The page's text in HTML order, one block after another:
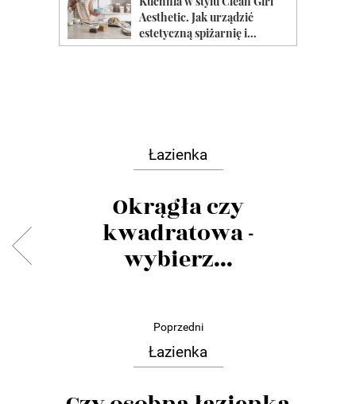
Łazienka
Okrągła czy
kwadratowa -
wybierz...
Poprzedni
Łazienka